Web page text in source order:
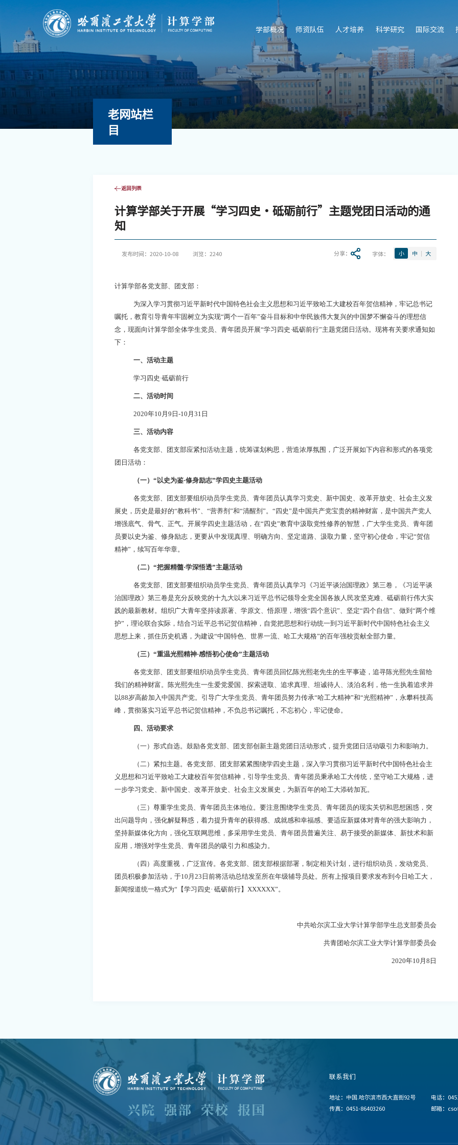
学部概况 师资队伍 人才培养 科学研究 国际交流
老网站栏
目
返回列表
计算学部关于开展“学习四史·砥砺前行”主题党团日活动的通
知
发布时间：2020-10-08 浏览： 2240 分享： 字体： 小 中 大
计算学部各党支部、团支部：
为深入学习贯彻习近平新时代中国特色社会主义思想和习近平致哈工大建校百年贺信精神，牢记总书记
嘱托，教育引导青年牢固树立为实现“两个一百年”奋斗目标和中华民族伟大复兴的中国梦不懈奋斗的理想信
念，现面向计算学部全体学生党员、青年团员开展“学习四史·砥砺前行”主题党团日活动。现将有关要求通知如
下：
一、活动主题
学习四史·砥砺前行
二、活动时间
2020年10 月 9 日 -10 月 31 日
三、活动内容
各党支部、团支部应紧扣活动主题，统筹谋划构思，营造浓厚氛围，广泛开展如下内容和形式的各项党
团日活动：
（一）“以史为鉴·修身励志”学四史主题活动
各党支部、团支部要组织动员学生党员、青年团员认真学习党史、新中国史、改革开放史、社会主义发
展史，历史是最好的“教科书”、“营养剂”和“清醒剂”。“四史”是中国共产党宝贵的精神财富，是中国共产党人
增强底气、骨气、正气。开展学四史主题活动，在“四史”教育中汲取党性修养的智慧，广大学生党员、青年团
员要以史为鉴、修身励志，更要从中发现真理、明确方向、坚定道路、汲取力量，坚守初心使命，牢记“贺信
精神”，续写百年华章。
（二）“把握精髓·学深悟透”主题活动
各党支部、团支部要组织动员学生党员、青年团员认真学习《习近平谈治国理政》第三卷，《习近平谈
治国理政》第三卷是充分反映党的十九大以来习近平总书记领导全党全国各族人民攻坚克难、砥砺前行伟大实
践的最新教材。组织广大青年坚持读原著、学原文、悟原理，增强“四个意识”、坚定“四个自信”、做到“两个维
护”，理论联合实际，结合习近平总书记贺信精神，自觉把思想和行动统一到习近平新时代中国特色社会主义
思想上来，抓住历史机遇，为建设“中国特色、世界一流、哈工大规格”的百年强校贡献全部力量。
（三）“重温光熙精神·感悟初心使命”主题活动
各党支部、团支部要组织动员学生党员、青年团员回忆陈光熙老先生的生平事迹，追寻陈光熙先生留给
我们的精神财富。陈光熙先生一生爱党爱国、探索进取、追求真理、坦诚待人、淡泊名利，他一生执着追求并
以88岁高龄加入中国共产党。引导广大学生党员、青年团员努力传承“哈工大精神”和“光熙精神”，永攀科技高
峰，贯彻落实习近平总书记贺信精神，不负总书记嘱托，不忘初心，牢记使命。
四、活动要求
（一）形式自选。鼓励各党支部、团支部创新主题党团日活动形式，提升党团日活动吸引力和影响力。
（二）紧扣主题。各党支部、团支部紧紧围绕学四史主题，深入学习贯彻习近平新时代中国特色社会主
义思想和习近平致哈工大建校百年贺信精神，引导学生党员、青年团员秉承哈工大传统，坚守哈工大规格，进
一步学习党史、新中国史、改革开放史、社会主义发展史，为新百年的哈工大添砖加瓦。
（三）尊重学生党员、青年团员主体地位。要注意围绕学生党员、青年团员的现实关切和思想困惑，突
出问题导向，强化解疑释惑，着力提升青年的获得感、成就感和幸福感、要适应新媒体对青年的强大影响力，
坚持新媒体化方向，强化互联网思维，多采用学生党员、青年团员普遍关注、易于接受的新媒体、新技术和新
应用，增强对学生党员、青年团员的吸引力和感染力。
（四）高度重视，广泛宣传。各党支部、团支部根据部署，制定相关计划，进行组织动员，发动党员、
团员积极参加活动，于10 月 23 日前将活动总结发至所在年级辅导员处。所有上报项目要求发布到今日哈工大，
新闻报道统一格式为“【学习四史· 砥砺前行】 XXXXXX”。
中共哈尔滨工业大学计算学部学生总支部委员会
共青团哈尔滨工业大学计算学部委员会
2020年10 月 8 日
联系我们
地址：中国.哈尔滨市西大直街92号
电话：
传真：0451-86403260
邮箱：